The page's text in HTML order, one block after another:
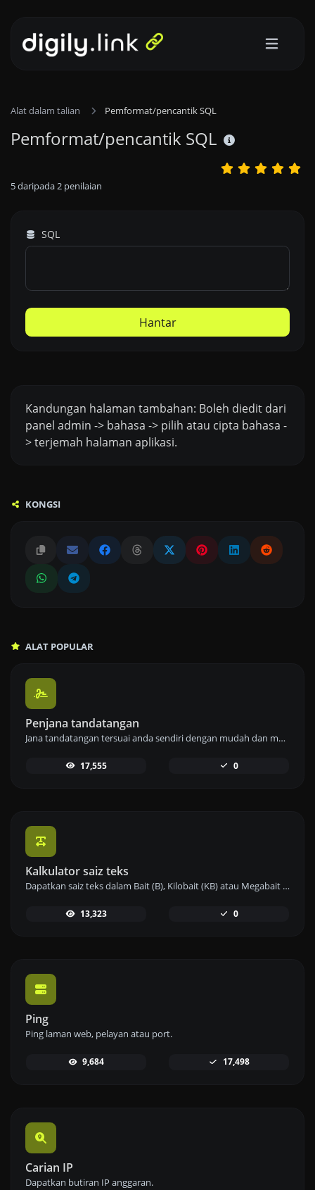
Alat dalam talian Pemformat/pencantik SQL
Pemformat/pencantik SQL
5daripada2 penilaian
SQL
Hantar
Kandungan halaman tambahan: Boleh diedit dari
panel admin -> bahasa -> pilih atau cipta bahasa -
> terjemah halaman aplikasi.
KONGSI
ALAT POPULAR
Penjana tandatangan
Jana tandatangan tersuai anda sendiri dengan mudah dan muat turunnya dengan mudah.
17,555 0
Kalkulator saiz teks
Dapatkan saiz teks dalam Bait (B), Kilobait (KB) atau Megabait (MB).
13,323 0
Ping
Ping laman web, pelayan atau port.
9,684 17,498
Carian IP
Dapatkan butiran IP anggaran.